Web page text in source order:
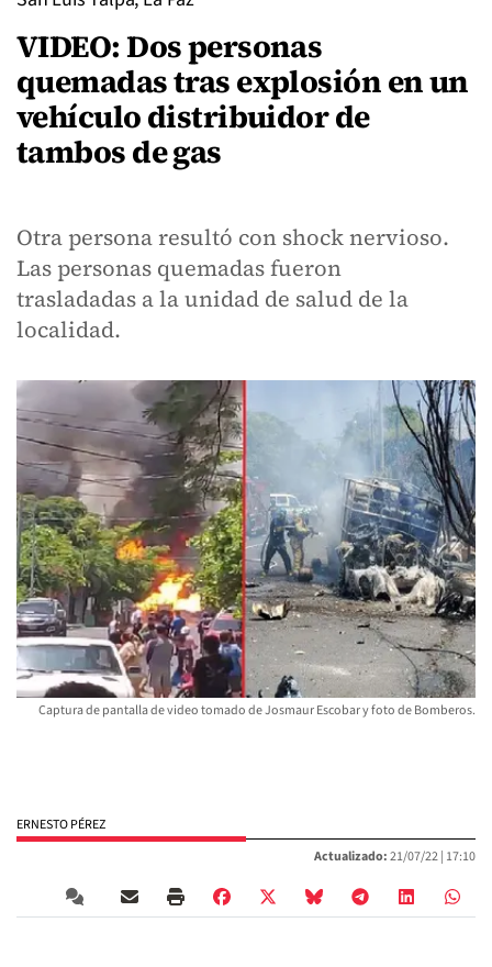
VIDEO: Dos personas
quemadas tras explosión en un
vehículo distribuidor de
tambos de gas
Otra persona resultó con shock nervioso.
Las personas quemadas fueron
trasladadas a la unidad de salud de la
localidad.
Captura de pantalla de video tomado de Josmaur Escobar y foto de Bomberos.
ERNESTO PÉREZ
Actualizado:21/07/22 | 17:10